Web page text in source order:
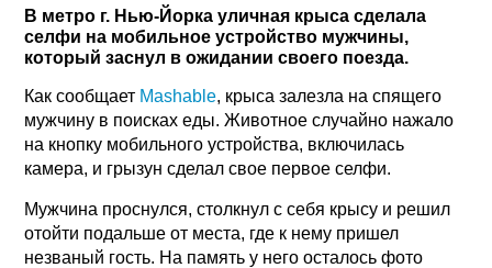
В метро г. Нью-Йорка уличная крыса сделала
селфи на мобильное устройство мужчины,
который заснул в ожидании своего поезда.
Как сообщает Мashable, крыса залезла на спящего
мужчину в поисках еды. Животное случайно нажало
на кнопку мобильного устройства, включилась
камера, и грызун сделал свое первое селфи.
Мужчина проснулся, столкнул с себя крысу и решил
отойти подальше от места, где к нему пришел
незваный гость. На память у него осталось фото